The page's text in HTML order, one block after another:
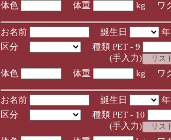
体色
体重 kg ワ
お名前 誕生日
区分
種類 PET - 9
(手入力)
体色
体重 kg ワ
お名前 誕生日
区分
種類 PET - 10
(手入力)